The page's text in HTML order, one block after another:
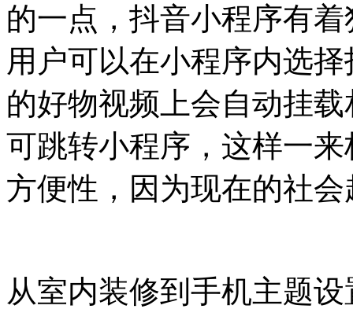
的一点，抖音小程序有
用户可以在小程序内选
的好物视频上会自动挂
可跳转小程序，这样一
方便性，因为现在的社
从室内装修到手机主题